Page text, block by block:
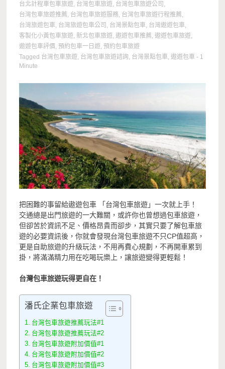
台北計程車包車旅遊, 台灣包車旅遊, 台灣包車旅遊公司 ,
台灣包車旅遊推薦, 台灣包車旅遊服務, 台灣包車旅遊行程推薦,
台灣旅遊包車, 台灣旅遊包車公司 , 台灣景點包車, 台灣遨遊包車,
客製化小黃包車旅遊,新北包車旅遊,遨遊包車推薦,遨遊包車旅遊,
遨遊包車評價,預約包車一日遊,預約包車旅遊
Tagged 台灣包車旅遊, 台灣包車旅遊諮詢, 台灣景點包車,遨遊包車 - 1
Minute
把困難的事留給遨遊包車 「台灣包車旅遊」一次就上手！
交通總是出門旅遊的一大難關，或許你也曾想過包車旅遊，
但卻苦於資訊不足、價格昂貴而卻步，其實只要了解包車旅
遊的必要資訊後，你就會發現台灣包車旅遊不只CP值超高，
更是自助旅遊的升級玩法，不用再費心規劃，不再開車累到
掛，將滿滿精力用在吃喝玩樂上，讓旅遊變得更輕鬆！
台灣包車旅遊玩得更自在！
潘氏企業包車旅遊
台灣包車旅遊推薦玩法#1
台灣包車旅遊推薦玩法#2
台灣包車旅遊附加價值#1
台灣包車旅遊附加價值#2
台灣包車旅遊附加價值#3